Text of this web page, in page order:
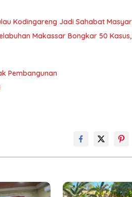
Kodingareng Jadi Sahabat
Makassar Bongkar 50 Kasus,
Pembangunan